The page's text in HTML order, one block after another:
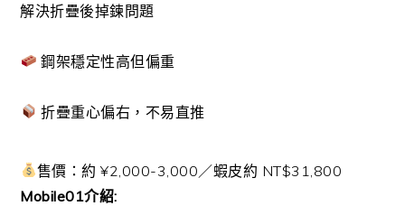
解決折疊後掉鍊問題
鋼架穩定性高但偏重
折疊重心偏右，不易直推
售價：約 ¥2,000-3,000／蝦皮約 NT$31,800
Mobile01介紹: